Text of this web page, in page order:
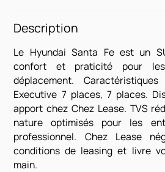
Description
Le Hyundai Santa Fe est un
confort et praticité pour les
déplacement.
Executive 7 places, 7 places.
apport chez Chez Lease. TVS
nature optimisés pour les
professionnel. Chez Lease
conditions de leasing et livre
main.